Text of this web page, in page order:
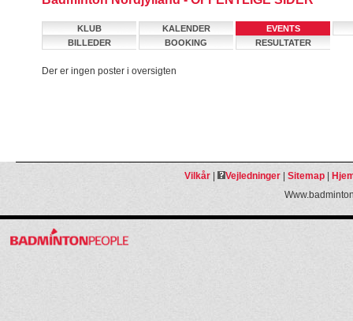
KLUB KALENDER
EVENTS
BILLEDER
BOOKING RESULTATER
Der er ingen poster i oversigten
Vilkår| Vejledninger| Sitemap|